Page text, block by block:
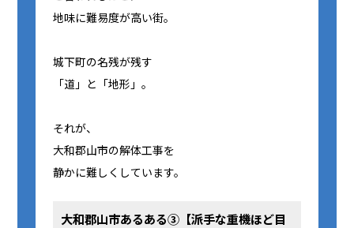
地味に難易度が高い街。
城下町の名残が残す
「道」と「地形」。
それが、
大和郡山市の解体工事を
静かに難しくしています。
大和郡山市あるある③【派手な重機ほど目